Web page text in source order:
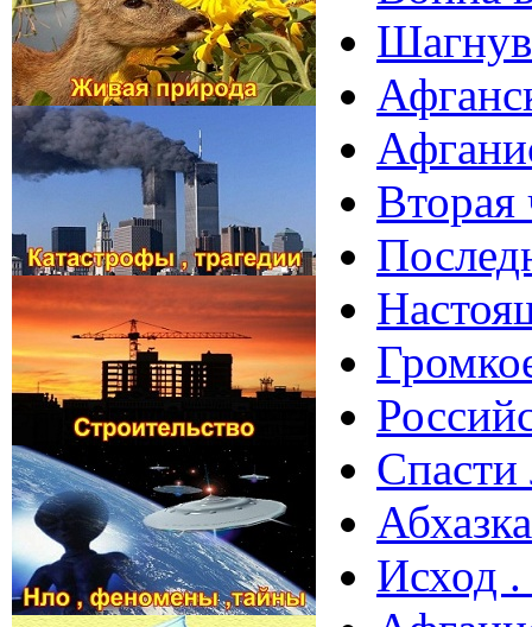
Вторая
Исход .